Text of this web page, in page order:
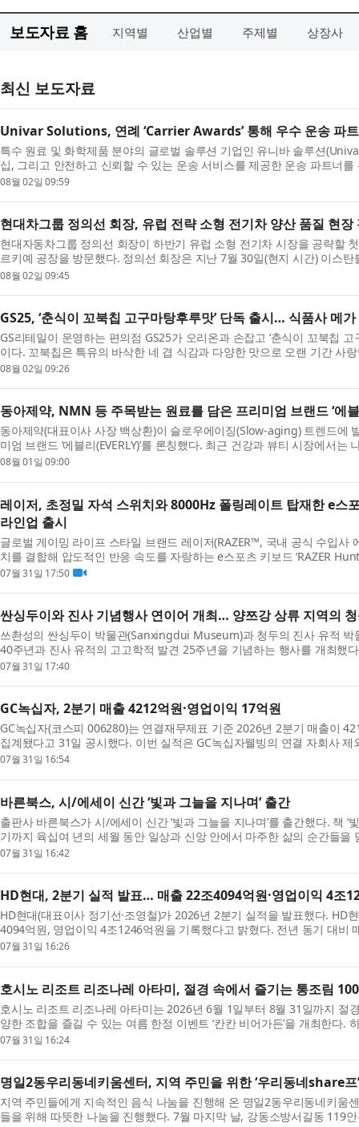
보도자료 홈 지역별 산업별 주제별 상장사
최신 보도자료
Univar Solutions, 연례 ‘Carrier Awards’ 통해 우수 운송 파
특수 원료 및 화학제품 분야의 글로벌 솔루션 기업인 유니바 솔루션
십, 그리고 안전하고 신뢰할 수 있는 운송 서비스를 제공한 운송 파트너를
08월 02일 09:59
현대차그룹 정의선 회장, 유럽 전략 소형 전기차 양산 품질 현장
현대자동차그룹 정의선 회장이 하반기 유럽 소형 전기차 시장을 공략할
르키예 공장을 방문했다. 정의선 회장은 지난 7월 30일(현지 시간) 이스탄
08월 02일 09:45
GS25, ‘춘식이 꼬북칩 고구마탕후루맛’ 단독 출시… 식품사 메
GS리테일이 운영하는 편의점 GS25가 오리온과 손잡고 ‘춘식이 꼬북칩
이다. 꼬북칩은 특유의 바삭한 네 겹 식감과 다양한 맛으로 오랜 기간 사
08월 02일 09:26
동아제약, NMN 등 주목받는 원료를 담은 프리미엄 브랜드 ‘에
동아제약(대표이사 사장 백상환)이 슬로우에이징(Slow-aging) 트렌드에
미엄 브랜드 ‘에블리(EVERLY)’를 론칭했다. 최근 건강과 뷰티 시장에서는
08월 01일 09:00
레이저, 초정밀 자석 스위치와 8000Hz 폴링레이트 탑재한 e
라인업 출시
글로벌 게이밍 라이프 스타일 브랜드 레이저(RAZER™, 국내 공식 수입
치를 결합해 압도적인 반응 속도를 자랑하는 e스포츠 키보드 ‘RAZER
07월 31일 17:50
싼싱두이와 진사 기념행사 연이어 개최… 양쯔강 상류 지역의
쓰촨성의 싼싱두이 박물관(Sanxingdui Museum)과 청두의 진사 유적
40주년과 진사 유적의 고고학적 발견 25주년을 기념하는 행사를 개최했
07월 31일 17:40
GC녹십자, 2분기 매출 4212억원·영업이익 17억원
GC녹십자(코스피 006280)는 연결재무제표 기준 2026년 2분기 매출이
집계됐다고 31일 공시했다. 이번 실적은 GC녹십자웰빙의 연결 자회사
07월 31일 16:54
바른북스, 시/에세이 신간 ‘빛과 그늘을 지나며’ 출간
출판사 바른북스가 시/에세이 신간 ‘빛과 그늘을 지나며’를 출간했다. 책
기까지 육십여 년의 세월 동안 일상과 신앙 안에서 마주한 삶의 순간들을
07월 31일 16:42
HD현대, 2분기 실적 발표… 매출 22조4094억원·영업이익 4조
HD현대(대표이사 정기선·조영철)가 2026년 2분기 실적을 발표했다. HD
4094억원, 영업이익 4조1246억원을 기록했다고 밝혔다. 전년 동기 대비
07월 31일 16:26
호시노 리조트 리조나레 아타미, 절경 속에서 즐기는 통조림
호시노 리조트 리조나레 아타미는 2026년 6월 1일부터 8월 31일까지 절
양한 조합을 즐길 수 있는 여름 한정 이벤트 ‘칸칸 비어가든’을 개최한다.
07월 31일 16:24
명일2동우리동네키움센터, 지역 주민을 위한 ‘우리동네share
지역 주민들에게 지속적인 음식 나눔을 진행해 온 명일2동우리동네키움
들을 위해 따뜻한 나눔을 진행했다. 7월 마지막 날, 강동소방서길동 119